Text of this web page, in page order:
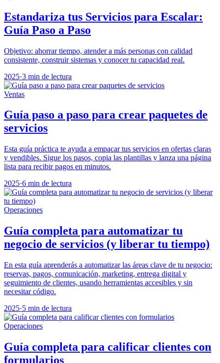
Estandariza tus Servicios para Escalar:
Guía Paso a Paso
Objetivo: ahorrar tiempo, atender a más personas con calidad
consistente, construir sistemas y conocer tu capacidad real.
2025·3 min de lectura
Ventas
Guía paso a paso para crear paquetes de
servicios
Esta guía práctica te ayuda a empacar tus servicios en ofertas claras
y vendibles. Sigue los pasos, copia las plantillas y lanza una página
lista para recibir pagos en minutos.
2025·6 min de lectura
Operaciones
Guía completa para automatizar tu
negocio de servicios (y liberar tu tiempo)
En esta guía aprenderás a automatizar las áreas clave de tu negocio:
reservas, pagos, comunicación, marketing, entrega digital y
seguimiento de clientes, usando herramientas accesibles y sin
necesitar código.
2025·5 min de lectura
Operaciones
Guía completa para calificar clientes con
formularios